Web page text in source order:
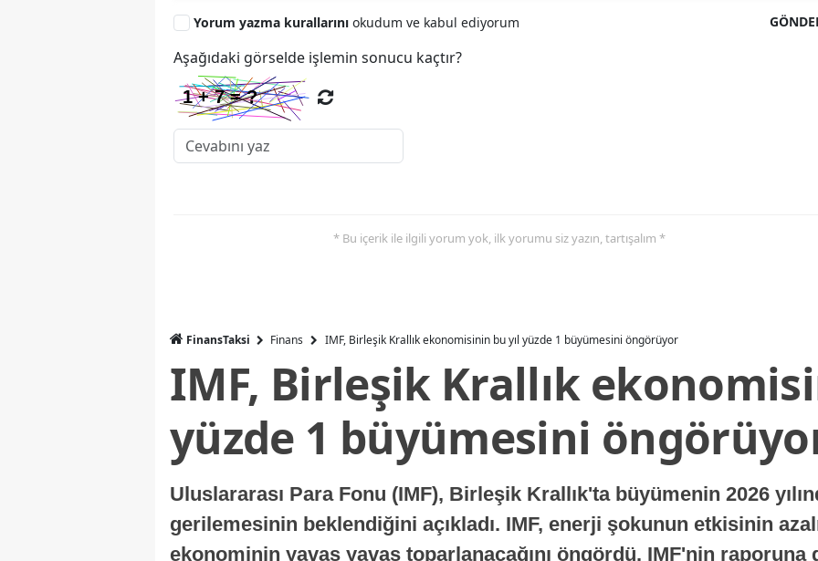
Yorum yazma kurallarını okudum ve kabul ediyorum
Aşağıdaki görselde işlemin sonucu kaçtır?
* Bu içerik ile ilgili yorum yok, ilk yorumu siz yazın, tartışalım *
FinansTaksi Finans IMF, Birleşik Krallık ekonomisinin bu yıl yüzde 1 büyümesini öngörüyor
IMF, Birleşik Krallık
yüzde 1 büyümesini
Uluslararası Para Fonu (IMF), Birleşik Krallık'ta büyümenin 2026
gerilemesinin beklendiğini açıkladı. IMF, enerji şokunun etkisinin
ekonominin yavaş yavaş toparlanacağını öngördü. IMF'nin raporuna